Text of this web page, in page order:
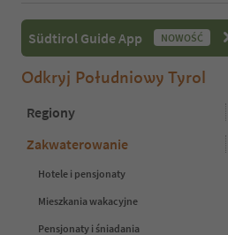
Südtirol Guide App NOWOŚĆ
Odkryj Południowy Tyrol
Regiony
Zakwaterowanie
Hotele i pensjonaty
Mieszkania wakacyjne
Pensjonaty i śniadania